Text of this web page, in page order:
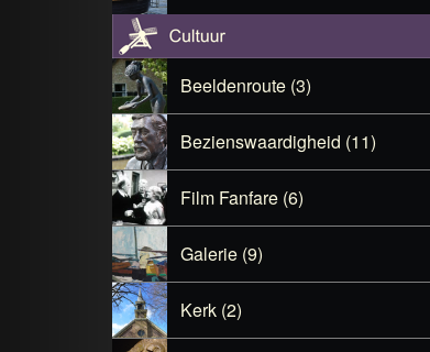
Beeldenroute (3)
Bezienswaardigheid (11)
Film Fanfare (6)
Galerie (9)
Kerk (2)